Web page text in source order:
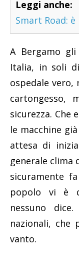
Leggi anche:
Smart Road:
A Bergamo
Italia, in soli
ospedale vero,
cartongesso,
sicurezza. Che
le macchine
attesa di
generale clima
sicuramente
popolo vi è
nessuno
nazionali, che
vanto.